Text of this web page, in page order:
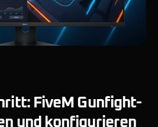
FiveM Gunfight-
und konfigurieren